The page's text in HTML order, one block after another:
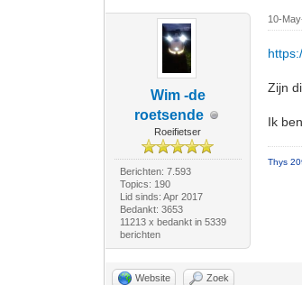
Wim -de
roetsende
Roeifietser
Berichten: 7.593
Topics: 190
Lid sinds: Apr 2017
Bedankt: 3653
11213 x bedankt in 5339
berichten
10-
Zijn
Ik
Thys
Website Zoek